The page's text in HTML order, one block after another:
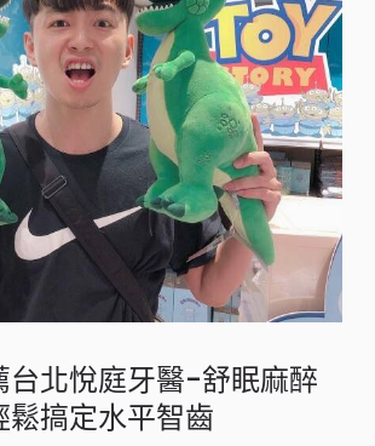
台北悅庭牙醫-舒眠麻醉
鬆搞定水平智齒